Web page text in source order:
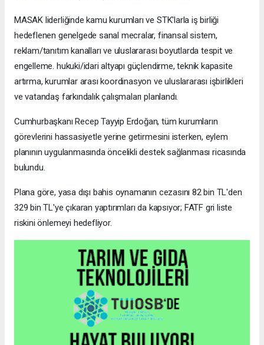
MASAK liderliğinde kamu kurumları ve STK'larla iş birliği
hedeflenen genelgede sanal mecralar, finansal sistem,
reklam/tanıtım kanalları ve uluslararası boyutlarda tespit ve
engelleme. hukuki/idari altyapı güçlendirme, teknik kapasite
artırma, kurumlar arası koordinasyon ve uluslararası işbirlikleri
ve vatandaş farkındalık çalışmaları planlandı.
Cumhurbaşkanı Recep Tayyip Erdoğan, tüm kurumların
görevlerini hassasiyetle yerine getirmesini isterken, eylem
planının uygulanmasında öncelikli destek sağlanması ricasında
bulundu.
Plana göre, yasa dışı bahis oynamanın cezasını 82 bin TL'den
329 bin TL'ye çıkaran yaptırımları da kapsıyor; FATF gri liste
riskini önlemeyi hedefliyor.